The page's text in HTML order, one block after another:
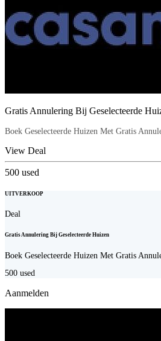
Gratis Annulering Bij Geselecteerde
Boek Geselecteerde Huizen Met Gratis
View Deal
500 used
UITVERKOOP
Deal
Gratis Annulering Bij Geselecteerde Huizen
Boek Geselecteerde Huizen Met Gratis
500 used
Aanmelden